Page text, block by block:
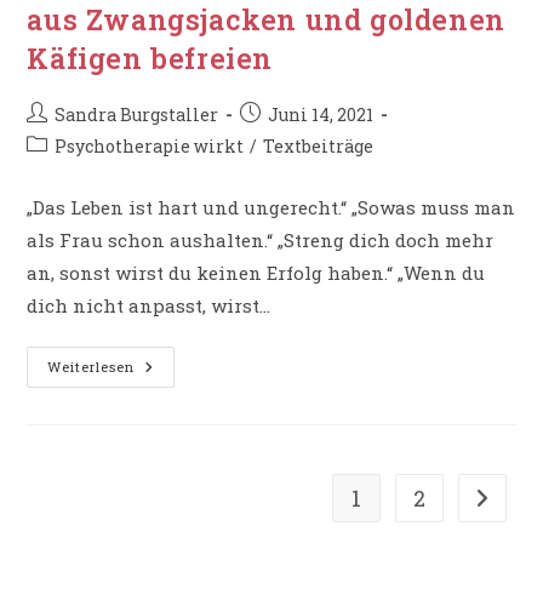
aus Zwangsjacken und goldenen
Käfigen befreien
Beitrags-
Autor:
Sandra Burgstaller
Beitrag
veröffentlicht:
Juni 14, 2021
Beitrags-
Psychotherapie wirkt / Textbeiträge
„Das Leben ist hart und ungerecht.“ „Sowas muss man
als Frau schon aushalten.“ „Streng dich doch mehr
an, sonst wirst du keinen Erfolg haben.“ „Wenn du
dich nicht anpasst, wirst…
Weiterlesen Glaubenssätze
Aufdecken
1 2 Zur